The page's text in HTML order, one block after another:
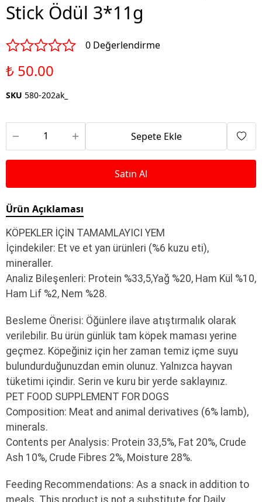
Stick Ödül 3*11g
0 Değerlendirme
₺ 50.00
SKU 580-202ak_
Sepete Ekle
Satın Al
Ürün Açıklaması
KÖPEKLER İÇİN TAMAMLAYICI YEM
İçindekiler: Et ve et yan ürünleri (%6 kuzu eti),
mineraller.
Analiz Bileşenleri: Protein %33,5,Yağ %20, Ham Kül %10,
Ham Lif %2, Nem %28.
Besleme Önerisi: Öğünlere ilave atıştırmalık olarak
verilebilir. Bu ürün günlük tam köpek maması yerine
geçmez. Köpeğiniz için her zaman temiz içme suyu
bulundurduğunuzdan emin olunuz. Yalnızca hayvan
tüketimi içindir. Serin ve kuru bir yerde saklayınız.
PET FOOD SUPPLEMENT FOR DOGS
Composition: Meat and animal derivatives (6% lamb),
minerals.
Contents per Analysis: Protein 33,5%, Fat 20%, Crude
Ash 10%, Crude Fibres 2%, Moisture 28%.
Feeding Recommendations: As a snack in addition to